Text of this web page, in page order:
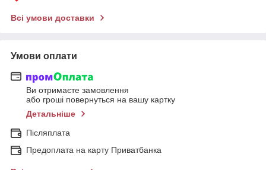
Всі умови доставки
Умови оплати
Ви отримаєте замовлення
або гроші повернуться на вашу картку
Детальніше
Післяплата
Предоплата на карту Приватбанка